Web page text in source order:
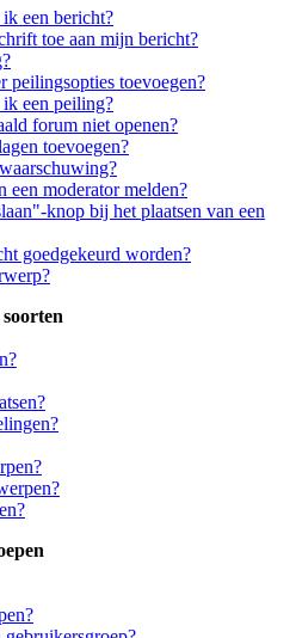
een bericht?
toe aan mijn bericht?
peilingsopties toevoegen?
een peiling?
forum niet openen?
toevoegen?
een moderator melden?
knop bij het plaatsen van een
goedgekeurd worden?